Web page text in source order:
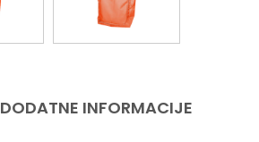
DODATNE INFORMACIJE